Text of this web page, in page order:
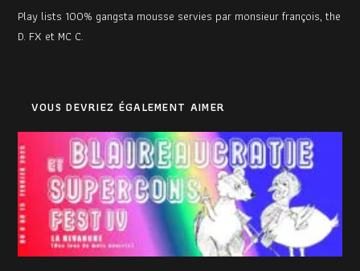
Play lists 100% gangsta mousse servies par monsieur françois, the
D. FX et MC C.
VOUS DEVRIEZ ÉGALEMENT AIMER